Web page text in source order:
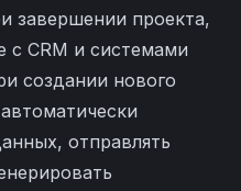
завершении проекта,
с CRM и системами
создании нового
отправлять